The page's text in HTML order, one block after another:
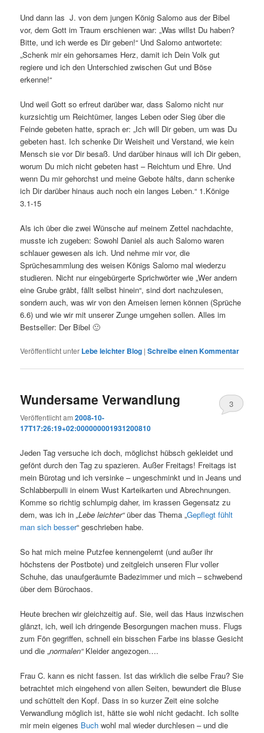
Und dann las J. von dem jungen König Salomo aus der Bibel
vor, dem Gott im Traum erschienen war: „Was willst Du haben?
Bitte, und ich werde es Dir geben!“ Und Salomo antwortete:
„Schenk mir ein gehorsames Herz, damit ich Dein Volk gut
regiere und ich den Unterschied zwischen Gut und Böse
erkenne!“
Und weil Gott so erfreut darüber war, dass Salomo nicht nur
kurzsichtig um Reichtümer, langes Leben oder Sieg über die
Feinde gebeten hatte, sprach er: „Ich will Dir geben, um was Du
gebeten hast. Ich schenke Dir Weisheit und Verstand, wie kein
Mensch sie vor Dir besaß. Und darüber hinaus will ich Dir geben,
worum Du mich nicht gebeten hast – Reichtum und Ehre. Und
wenn Du mir gehorchst und meine Gebote hälts, dann schenke
ich Dir darüber hinaus auch noch ein langes Leben.“ 1.Könige
3.1-15
Als ich über die zwei Wünsche auf meinem Zettel nachdachte,
musste ich zugeben: Sowohl Daniel als auch Salomo waren
schlauer gewesen als ich. Und nehme mir vor, die
Sprüchesammlung des weisen Königs Salomo mal wiederzu
studieren. Nicht nur eingebürgerte Sprichwörter wie „Wer andern
eine Grube gräbt, fällt selbst hinein“, sind dort nachzulesen,
sondern auch, was wir von den Ameisen lernen können (Sprüche
6.6) und wie wir mit unserer Zunge umgehen sollen. Alles im
Bestseller: Der Bibel 🙂
Veröffentlicht unter Lebe leichter Blog |Schreibe einen Kommentar
Wundersame Verwandlung
Veröffentlicht am2008-10-
17T17:26:19+02:000000001931200810
3
Jeden Tag versuche ich doch, möglichst hübsch gekleidet und
gefönt durch den Tag zu spazieren. Außer Freitags! Freitags ist
mein Bürotag und ich versinke – ungeschminkt und in Jeans und
Schlabberpulli in einem Wust Karteikarten und Abrechnungen.
Komme so richtig schlumpig daher, im krassen Gegensatz zu
dem, was ich in„Lebe leichter“über das Thema „Gepflegt fühlt
man sich besser“ geschrieben habe.
So hat mich meine Putzfee kennengelernt (und außer ihr
höchstens der Postbote) und zeitgleich unseren Flur voller
Schuhe, das unaufgeräumte Badezimmer und mich – schwebend
über dem Bürochaos.
Heute brechen wir gleichzeitig auf. Sie, weil das Haus inzwischen
glänzt, ich, weil ich dringende Besorgungen machen muss. Flugs
zum Fön gegriffen, schnell ein bisschen Farbe ins blasse Gesicht
und die „normalen“Kleider angezogen….
Frau C. kann es nicht fassen. Ist das wirklich die selbe Frau? Sie
betrachtet mich eingehend von allen Seiten, bewundert die Bluse
und schüttelt den Kopf. Dass in so kurzer Zeit eine solche
Verwandlung möglich ist, hätte sie wohl nicht gedacht. Ich sollte
mir mein eigenes Buch wohl mal wieder durchlesen – und die